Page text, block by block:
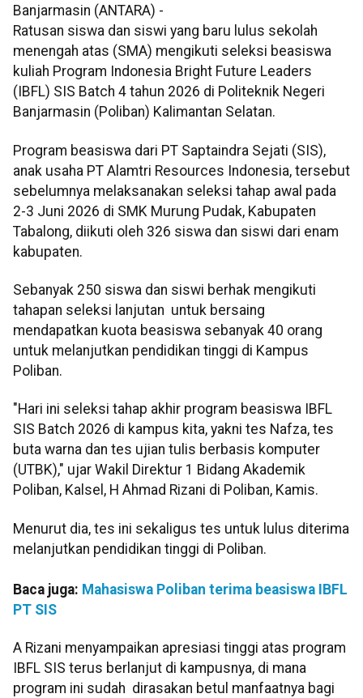
Banjarmasin (ANTARA) -
Ratusan siswa dan siswi yang baru lulus sekolah
menengah atas (SMA) mengikuti seleksi beasiswa
kuliah Program Indonesia Bright Future Leaders
(IBFL) SIS Batch 4 tahun 2026 di Politeknik Negeri
Banjarmasin (Poliban) Kalimantan Selatan.
Program beasiswa dari PT Saptaindra Sejati (SIS),
anak usaha PT Alamtri Resources Indonesia, tersebut
sebelumnya melaksanakan seleksi tahap awal pada
2-3 Juni 2026 di SMK Murung Pudak, Kabupaten
Tabalong, diikuti oleh 326 siswa dan siswi dari enam
kabupaten.
Sebanyak 250 siswa dan siswi berhak mengikuti
tahapan seleksi lanjutan untuk bersaing
mendapatkan kuota beasiswa sebanyak 40 orang
untuk melanjutkan pendidikan tinggi di Kampus
Poliban.
"Hari ini seleksi tahap akhir program beasiswa IBFL
SIS Batch 2026 di kampus kita, yakni tes Nafza, tes
buta warna dan tes ujian tulis berbasis komputer
(UTBK)," ujar Wakil Direktur 1 Bidang Akademik
Poliban, Kalsel, H Ahmad Rizani di Poliban, Kamis.
Menurut dia, tes ini sekaligus tes untuk lulus diterima
melanjutkan pendidikan tinggi di Poliban.
Baca juga: Mahasiswa Poliban terima beasiswa IBFL
PT SIS
A Rizani menyampaikan apresiasi tinggi atas program
IBFL SIS terus berlanjut di kampusnya, di mana
program ini sudah dirasakan betul manfaatnya bagi